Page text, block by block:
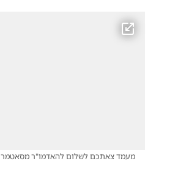
מעמד צאתכם לשלום להאדמו"ר מסאטמר